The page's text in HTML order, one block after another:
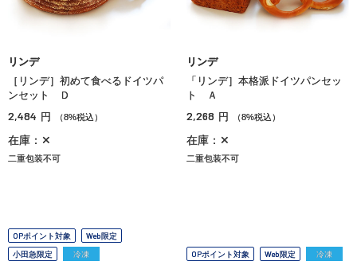
リンデ
［リンデ］初めて食べるドイツパ
ンセット Ｄ
2,484 円 （8%税込）
在庫：✕
二重包装不可
リンデ
「リンデ］本格派ドイツパンセッ
ト Ａ
2,268 円 （8%税込）
在庫：✕
二重包装不可
OPポイント対象
Web限定
小田急限定
冷凍 OPポイント対象 Web限定 冷凍